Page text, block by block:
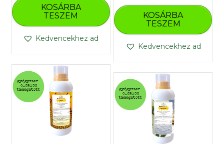
KOSÁRBA
TESZEM
Kedvencekhez ad
KOSÁRBA
TESZEM
Kedvencekhez ad